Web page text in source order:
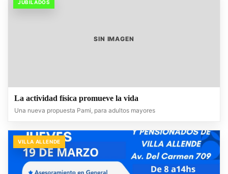
JUBILADOS
SIN IMAGEN
La actividad física promueve la vida
Una nueva propuesta Pami, para adultos mayores
VILLA ALLENDE